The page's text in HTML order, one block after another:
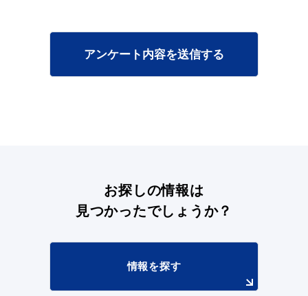
移住・出会い応援（はまだ暮らし）
お問い合わせ
アンケート内容を送信する
お探しの情報は
見つかったでしょうか？
情報を探す